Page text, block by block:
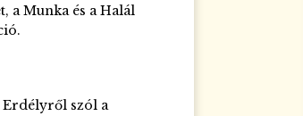
a Munka és a Halál
Erdélyről szól a